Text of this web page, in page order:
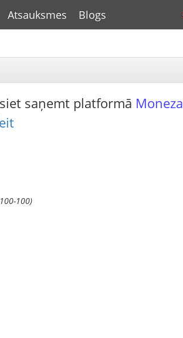
Atsauksmes Blogs
saņemt platformā Moneza
100)